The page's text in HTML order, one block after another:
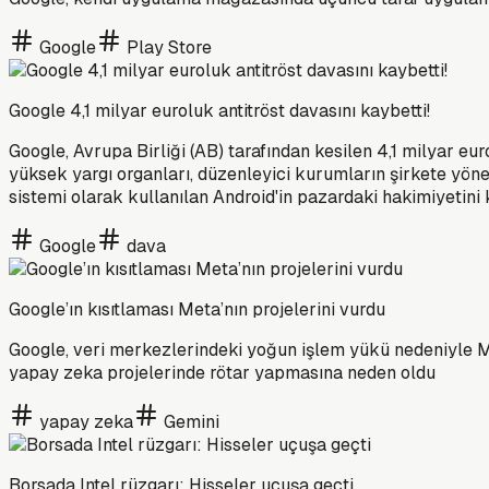
Google Play Store
Google 4,1 milyar euroluk antitröst davasını kaybetti!
Google, Avrupa Birliği (AB) tarafından kesilen 4,1 milyar
yüksek yargı organları, düzenleyici kurumların şirkete
sistemi olarak kullanılan Android'in pazardaki hakimiyetini
Google dava
Google’ın kısıtlaması Meta’nın projelerini vurdu
Google, veri merkezlerindeki yoğun işlem yükü nedeniyle
yapay zeka projelerinde rötar yapmasına neden oldu
yapay zeka Gemini